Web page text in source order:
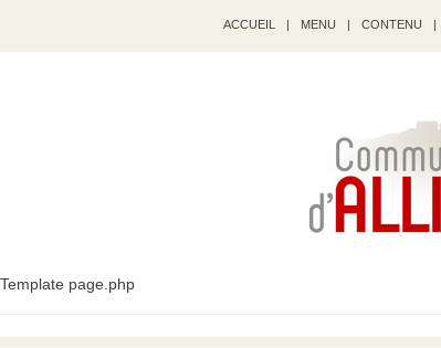
ACCUEIL | MENU | CONTENU |
Template page.php